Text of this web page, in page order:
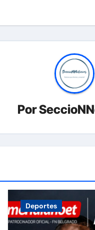
Por
Deportes